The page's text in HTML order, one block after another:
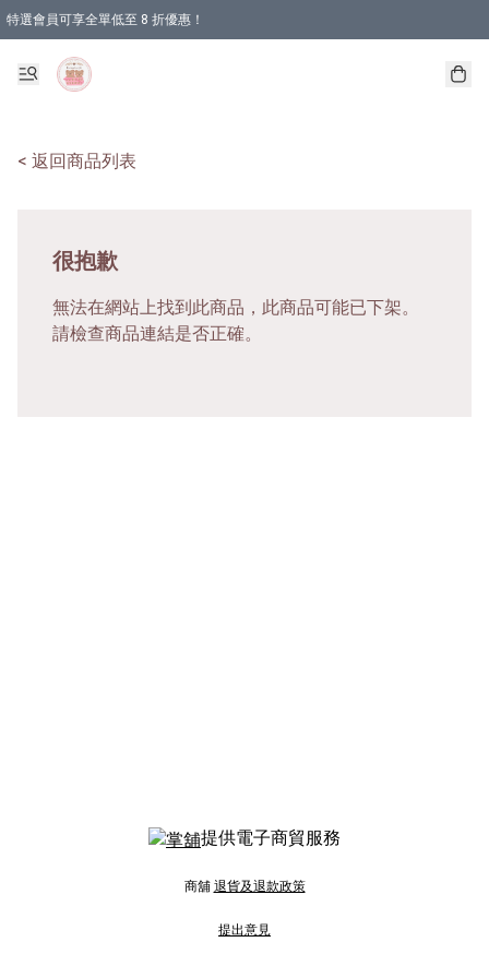
特選會員可享全單低至 8 折優惠！
< 返回商品列表
很抱歉
無法在網站上找到此商品，此商品可能已下架。
請檢查商品連結是否正確。
提供電子商貿服務
商舖 退貨及退款政策
提出意見